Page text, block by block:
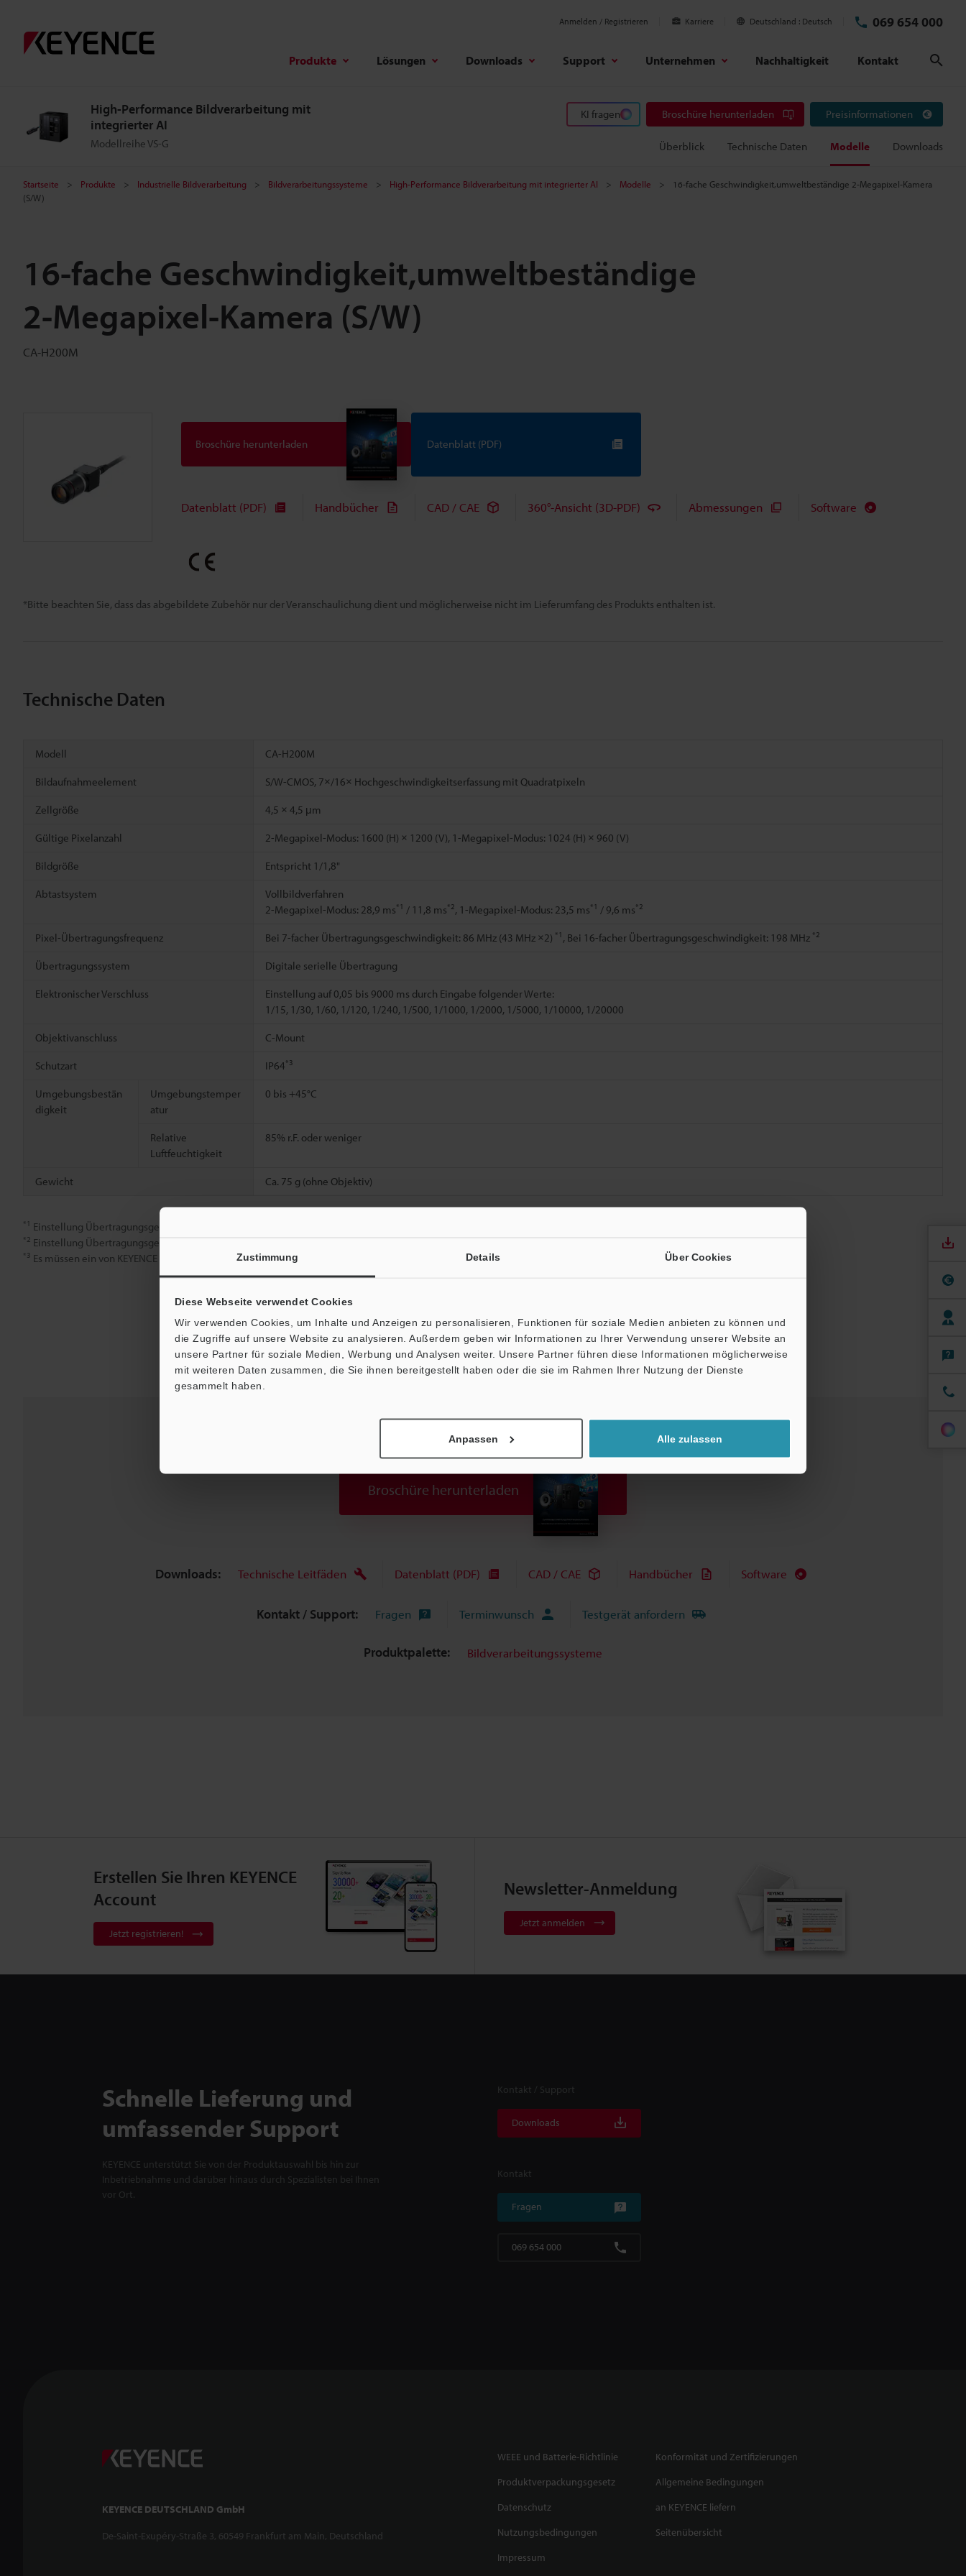
Zustimmung Details Über Cookies
Diese Webseite verwendet Cookies
Wir verwenden Cookies, um Inhalte und Anzeigen zu personalisieren, Funktionen für soziale Medien anbieten zu können und
die Zugriffe auf unsere Website zu analysieren. Außerdem geben wir Informationen zu Ihrer Verwendung unserer Website an
unsere Partner für soziale Medien, Werbung und Analysen weiter. Unsere Partner führen diese Informationen möglicherweise
mit weiteren Daten zusammen, die Sie ihnen bereitgestellt haben oder die sie im Rahmen Ihrer Nutzung der Dienste
gesammelt haben.
Anpassen Alle zulassen
Anmelden / Registrieren Karriere Deutschland Deutsch 069 654 000
Produkte Lösungen Downloads Support Unternehmen Nachhaltigkeit Kontakt
High-Performance Bildverarbeitung mit
integrierter AI
Modellreihe VS-G
KI fragen Broschüre herunterladen Preisinformationen
Überblick Technische Daten Modelle Downloads
Startseite Produkte Industrielle Bildverarbeitung Bildverarbeitungssysteme High-Performance Bildverarbeitung mit integrierter AI Modelle
16-fache Geschwindigkeit,umweltbeständige 2-Megapixel-Kamera
(S/W)
16-fache Geschwindigkeit,umweltbeständige
2-Megapixel-Kamera (S/W)
CA-H200M
*Bitte beachten Sie, dass das abgebildete Zubehör nur der Veranschaulichung dient und möglicherweise nicht im Lieferumfang des Produkts enthalten ist.
Broschüre herunterladen Datenblatt (PDF)
Datenblatt (PDF) Handbücher CAD / CAE 360°-Ansicht (3D-PDF) Abmessungen Software
Technische Daten
Modell CA-H200M
Bildaufnahmeelement S/W-CMOS, 7×/16× Hochgeschwindigkeitserfassung mit Quadratpixeln
Zellgröße 4,5 × 4,5 μm
Gültige Pixelanzahl 2-Megapixel-Modus: 1600 (H) × 1200 (V), 1-Megapixel-Modus: 1024 (H) × 960 (V)
Bildgröße Entspricht 1/1,8"
Abtastsystem
Vollbildverfahren
2-Megapixel-Modus: 28,9 ms*1 / 11,8 ms*2, 1-Megapixel-Modus: 23,5 ms*1 / 9,6 ms*2
Pixel-Übertragungsfrequenz Bei 7-facher Übertragungsgeschwindigkeit: 86 MHz (43 MHz ×2) *1 , Bei 16-facher Übertragungsgeschwindigkeit: 198 MHz *2
Übertragungssystem Digitale serielle Übertragung
Elektronischer Verschluss
Einstellung auf 0,05 bis 9000 ms durch Eingabe folgender Werte:
1/15, 1/30, 1/60, 1/120, 1/240, 1/500, 1/1000, 1/2000, 1/5000, 1/10000, 1/20000
Objektivanschluss C-Mount
Schutzart IP64*3
Umgebungsbestän
digkeit
Umgebungstemper
atur
0 bis +45°C
Relative
Luftfeuchtigkeit
85% r.F. oder weniger
Gewicht Ca. 75 g (ohne Objektiv)
*1 Einstellung Übertragungsgeschwindigkeit: Standard (7×)
*2 Einstellung Übertragungsgeschwindigkeit: Schnell (16×)
*3 Es müssen ein von KEYENCE spezifiziertes Objektiv nach Schutzart IP64 und ein umgebungsbeständiges Kabel an dieser Kamera verwendet werden.
Datenblatt (PDF) Andere Modelle
Broschüre herunterladen
Downloads: Technische Leitfäden Datenblatt (PDF) CAD / CAE Handbücher Software
Kontakt / Support: Fragen Terminwunsch Testgerät anfordern
Produktpalette: Bildverarbeitungssysteme
Erstellen Sie Ihren KEYENCE
Account
Jetzt registrieren!
Newsletter-Anmeldung
Jetzt anmelden
Schnelle Lieferung und
umfassender Support
KEYENCE unterstützt Sie von der Produktauswahl bis hin zur
Inbetriebnahme und darüber hinaus durch Spezialisten bei Ihnen
vor Ort.
Kontakt / Support
Downloads
Kontakt
Fragen
069 654 000
KEYENCE DEUTSCHLAND GmbH
De-Saint-Exupéry-Straße 3, 60549 Frankfurt am Main, Deutschland
WEEE und Batterie-Richtlinie
Konformität und Zertifizierungen
Produktverpackungsgesetz
Allgemeine Bedingungen
Datenschutz
an KEYENCE liefern
Nutzungsbedingungen
Seitenübersicht
Impressum